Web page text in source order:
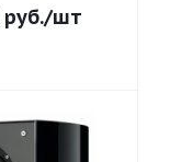
руб./шт